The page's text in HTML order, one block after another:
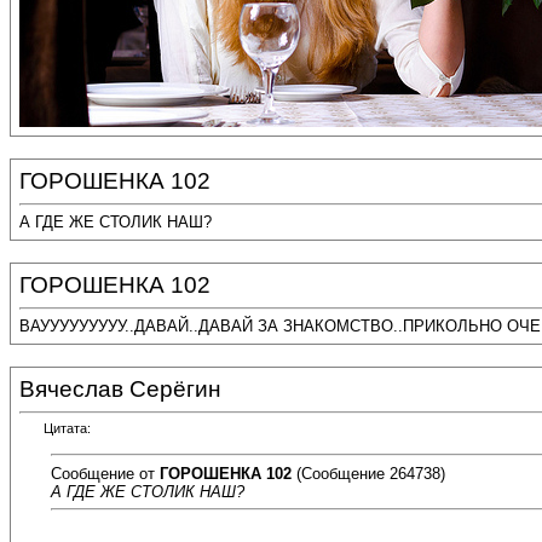
ГОРОШЕНКА 102
А ГДЕ ЖЕ СТОЛИК НАШ?
ГОРОШЕНКА 102
ВАУУУУУУУУУ..ДАВАЙ..ДАВАЙ ЗА ЗНАКОМСТВО..ПРИКОЛЬНО
Вячеслав Серёгин
Цитата:
Сообщение от ГОРОШЕНКА 102 (Сообщение 264738)
А ГДЕ ЖЕ СТОЛИК НАШ?